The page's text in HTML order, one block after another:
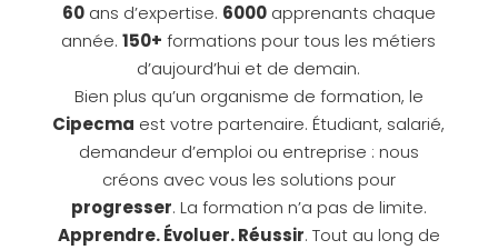
60ans d’expertise. 6000apprenants chaque
année.150+ formations pour tous les métiers
d’aujourd’hui et de demain.
Bien plus qu’un organisme de formation, le
Cipecma est votre partenaire. Étudiant, salarié,
demandeur d’emploi ou entreprise : nous
créons avec vous les solutions pour
progresser. La formation n’a pas de limite.
Apprendre. Évoluer. Réussir. Tout au long de